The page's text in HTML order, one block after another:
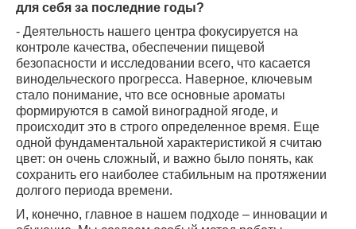
для себя за последние годы?
- Деятельность нашего центра фокусируется на
контроле качества, обеспечении пищевой
безопасности и исследовании всего, что касается
винодельческого прогресса. Наверное, ключевым
стало понимание, что все основные ароматы
формируются в самой виноградной ягоде, и
происходит это в строго определенное время. Еще
одной фундаментальной характеристикой я считаю
цвет: он очень сложный, и важно было понять, как
сохранить его наиболее стабильным на протяжении
долгого периода времени.
И, конечно, главное в нашем подходе – инновации и